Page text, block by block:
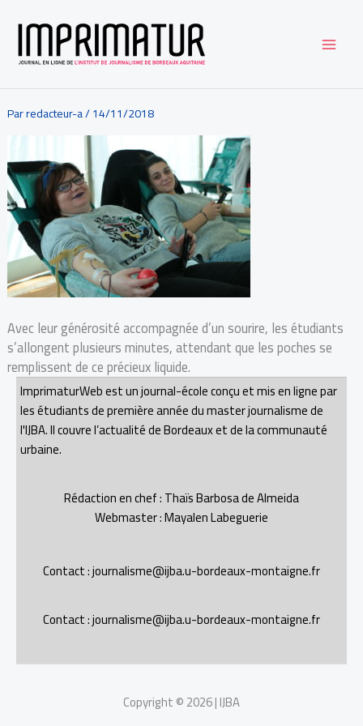
Parredacteur-a/14/11/2018
Avec leur générosité accompagnée d’un sourire, les étudiants
s’allongent plusieurs minutes, attendant que les poches se
remplissent de ce précieux liquide.
ImprimaturWeb est un journal-école conçu et mis en ligne par
les étudiants de première année du master journalisme de
l'IJBA. Il couvre l’actualité de Bordeaux et de la communauté
urbaine.
Rédaction en chef : Thaïs Barbosa de Almeida
Webmaster : Mayalen Labeguerie
Contact : journalisme@ijba.u-bordeaux-montaigne.fr
Contact : journalisme@ijba.u-bordeaux-montaigne.fr
Copyright © 2026 | IJBA